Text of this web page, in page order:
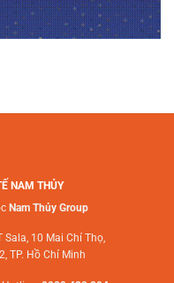
NAM THỦY
Nam Thủy Group
Sala, 10 Mai Chí Thọ,
TP. Hồ Chí Minh